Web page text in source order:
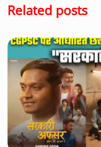
Related posts